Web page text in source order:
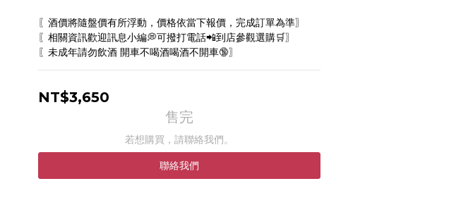
〖酒價將隨盤價有所浮動，價格依當下報價，完成訂單為準〗
〖相關資訊歡迎訊息小編💭可撥打電話📲到店參觀選購🛒〗
〖未成年請勿飲酒 開車不喝酒喝酒不開車🔞〗
NT$3,650
售完
若想購買，請聯絡我們。
聯絡我們